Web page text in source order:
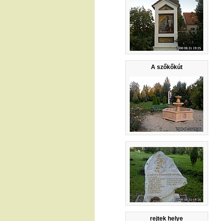
A szőkőkút
rejtek helye